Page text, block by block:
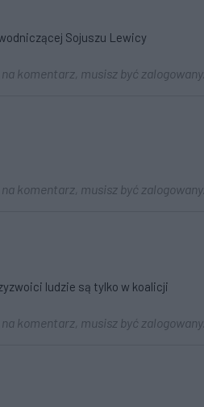
Sojuszu Lewicy
komentarz, musisz być zalogowany.
komentarz, musisz być zalogowany.
ludzie są tylko w koalicji
komentarz, musisz być zalogowany.